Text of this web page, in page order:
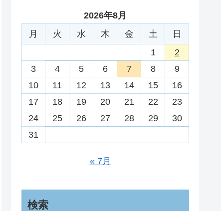
2026年8月
月
火 水 木 金 土
日
1
2
3
4 5 6 7 8
9
10
11 12 13 14 15
16
17
18 19 20 21 22
23
24
25 26 27 28 29
30
31
« 7月
検索